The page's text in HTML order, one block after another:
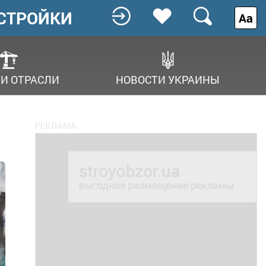
ОТРАСЛИ НОВОСТИ УКРАИНЫ
Аа